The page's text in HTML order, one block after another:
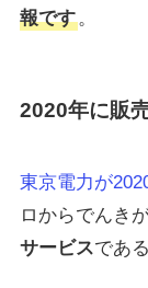
報です。
2020年に販
東京電力が
ロからでんき
サービスであ